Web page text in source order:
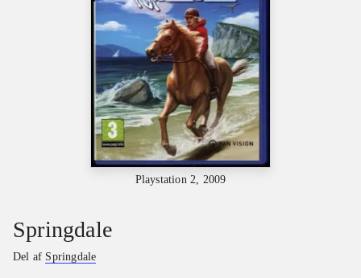
Playstation 2, 2009
Springdale
Del af Springdale